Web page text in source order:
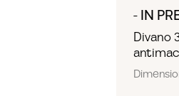
- IN
Divano